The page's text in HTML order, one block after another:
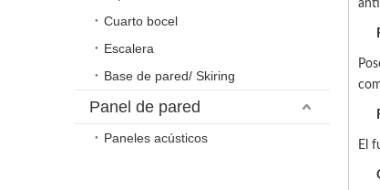
Cuarto bocel
Escalera
Base de pared/ Skiring
Panel de pared
Paneles acústicos El